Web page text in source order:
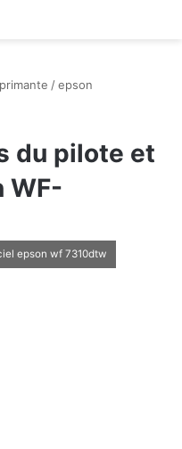
/epson
du pilote et
WF-
epson wf 7310dtw